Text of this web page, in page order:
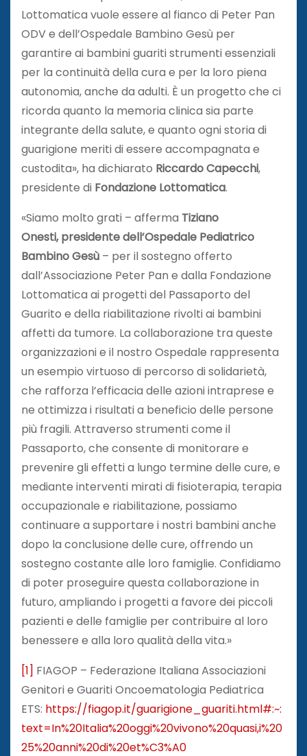
Lottomatica vuole essere al fianco di Peter Pan
ODV e dell’Ospedale Bambino Gesù per
garantire ai bambini guariti strumenti essenziali
per la continuità della cura e per la loro piena
autonomia, anche da adulti. È un progetto che ci
ricorda quanto la memoria clinica sia parte
integrante della salute, e quanto ogni storia di
guarigione meriti di essere accompagnata e
custodita», ha dichiarato Riccardo Capecchi,
presidente di Fondazione Lottomatica.
«Siamo molto grati – afferma Tiziano
Onesti, presidente dell’Ospedale Pediatrico
Bambino Gesù – per il sostegno offerto
dall’Associazione Peter Pan e dalla Fondazione
Lottomatica ai progetti del Passaporto del
Guarito e della riabilitazione rivolti ai bambini
affetti da tumore. La collaborazione tra queste
organizzazioni e il nostro Ospedale rappresenta
un esempio virtuoso di percorso di solidarietà,
che rafforza l’efficacia delle azioni intraprese e
ne ottimizza i risultati a beneficio delle persone
più fragili. Attraverso strumenti come il
Passaporto, che consente di monitorare e
prevenire gli effetti a lungo termine delle cure, e
mediante interventi mirati di fisioterapia, terapia
occupazionale e riabilitazione, possiamo
continuare a supportare i nostri bambini anche
dopo la conclusione delle cure, offrendo un
sostegno costante alle loro famiglie. Confidiamo
di poter proseguire questa collaborazione in
futuro, ampliando i progetti a favore dei piccoli
pazienti e delle famiglie per contribuire al loro
benessere e alla loro qualità della vita.»
[1] FIAGOP – Federazione Italiana Associazioni
Genitori e Guariti Oncoematologia Pediatrica
ETS: https://fiagop.it/guarigione_guariti.html#:~:
text=In%20Italia%20oggi%20vivono%20quasi,i%20
25%20anni%20di%20et%C3%A0